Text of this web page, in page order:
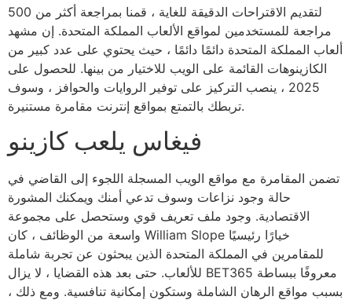
لتقديم الاقتراحات الدقيقة للغاية ، قمنا بمراجعة أكثر من 500
مراجعة للمستخدمين لمواقع الألعاب المملكة المتحدة. إن مشهد
ألعاب المملكة المتحدة دائمًا دائمًا ، حيث يحتوي على عدد كبير من
الكازينوهات القائمة على الويب للاختيار من بينها. للحصول على
2025 ، ينصب التركيز على توفير الروايات والحوافز ، وسوف
تربطك بالتمتع بمواقع إنترنت مقامرة مستنيرة.
فيغاس يلعب كازينو
تضمن المقامرة مع مواقع الويب المسجلة اللجوء إلى القاضي في
حالة وجود نزاعات وسوف تدعي أمنك ويمكنك المشورة
الاقتصادية. وجود ملف تعريف قوي وستحصل على مجموعة
واسعة من الوظائف ، كان William Slope خيارًا رئيسيًا
للمقامرين في المملكة المتحدة الذين يبحثون عن تجربة شاملة
للألعاب. حتى بعد هذه القضايا ، لا يزال BET365 معروفًا ببساطة
بسبب مواقع الرهان الشاملة وستكون إمكانية تنافسية. ومع ذلك ،